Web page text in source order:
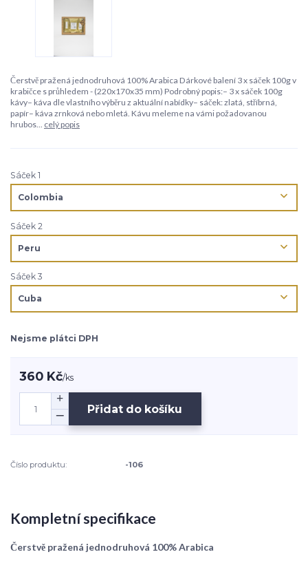
Čerstvě pražená jednodruhová 100% Arabica Dárkové balení 3 x sáček 100g v
krabičce s průhledem - (220x170x35 mm) Podrobný popis:– 3 x sáček 100g
kávy– káva dle vlastního výběru z aktuální nabídky– sáček: zlatá, stříbrná,
papír– káva zrnková nebo mletá. Kávu meleme na vámi požadovanou
hrubos... celý popis
Sáček 1
Sáček 2
Sáček 3
Nejsme plátci DPH
360 Kč/ks
Přidat do košíku
Číslo produktu: -106
Kompletní specifikace
Čerstvě pražená jednodruhová 100% Arabica